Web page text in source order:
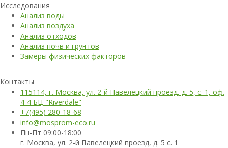
Исследования
Анализ воды
Анализ воздуха
Анализ отходов
Анализ почв и грунтов
Замеры физических факторов
Контакты
115114, г. Москва, ул. 2-й Павелецкий проезд, д. 5, с. 1, оф.
4-4 БЦ "Riverdale"
+7(495) 280-18-68
info@mosprom-eco.ru
Пн-Пт 09:00-18:00
г. Москва, ул. 2-й Павелецкий проезд, д. 5 с. 1